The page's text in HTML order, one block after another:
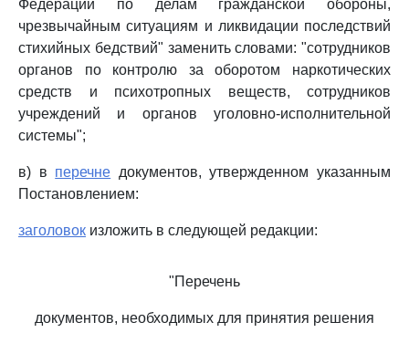
Федерации по делам гражданской обороны,
чрезвычайным ситуациям и ликвидации последствий
стихийных бедствий" заменить словами: "сотрудников
органов по контролю за оборотом наркотических
средств и психотропных веществ, сотрудников
учреждений и органов уголовно-исполнительной
системы";
в) в перечне документов, утвержденном указанным
Постановлением:
заголовок изложить в следующей редакции:
"Перечень
документов, необходимых для принятия решения